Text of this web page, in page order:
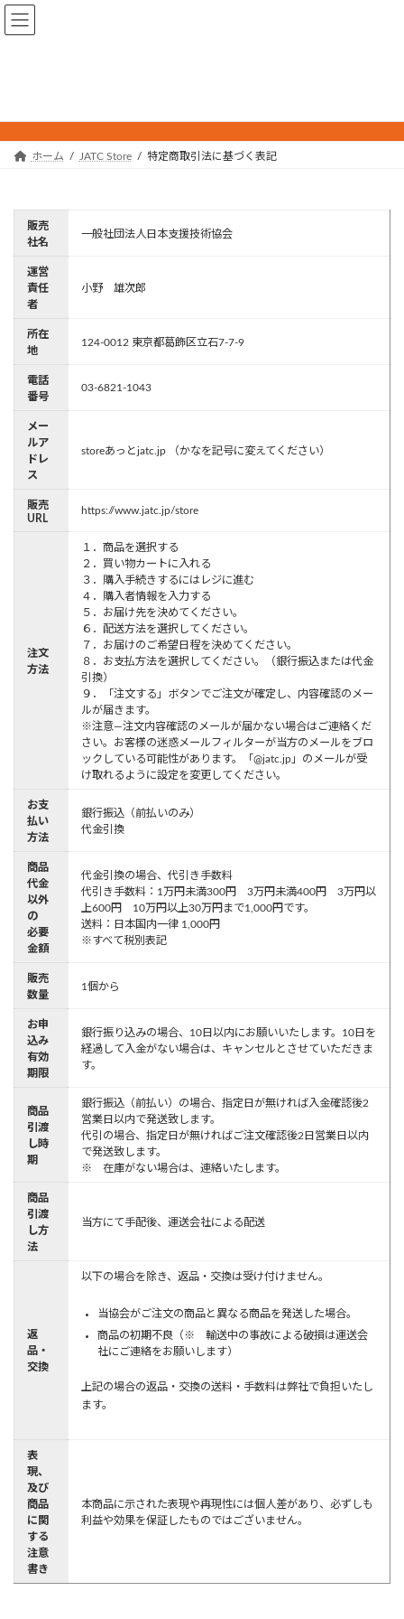
コ
ン
ス
キ
ナ
ビ
ン
に
ホーム JATC Store 特定商取引法に基づく表記
販売
社名
一般社団法人日本支援技術協会
運営
責任
者
小野 雄次郎
所在
地
124-0012 東京都葛飾区立石7-7-9
電話
番号
03-6821-1043
メー
ルア
ドレ
ス
storeあっとjatc.jp （かなを記号に変えてください）
販売
URL
https://www.jatc.jp/store
注文
方法
１．商品を選択する
２．買い物カートに入れる
３．購入手続きするにはレジに進む
４．購入者情報を入力する
５．お届け先を決めてください。
６．配送方法を選択してください。
７．お届けのご希望日程を決めてください。
８．お支払方法を選択してください。（銀行振込または代金
引換）
９．「注文する」ボタンでご注文が確定し、内容確認のメー
ルが届きます。
※注意—注文内容確認のメールが届かない場合はご連絡くだ
さい。お客様の迷惑メールフィルターが当方のメールをブロ
ックしている可能性があります。「@jatc.jp」のメールが受
け取れるように設定を変更してください。
お支
払い
方法
銀行振込（前払いのみ）
代金引換
商品
代金
以外
の
必要
金額
代金引換の場合、代引き手数料
代引き手数料：1万円未満300円 3万円未満400円 3万円以
上600円 10万円以上30万円まで1,000円です。
送料：日本国内一律 1,000円
※すべて税別表記
販売
数量
1個から
お申
込み
有効
期限
銀行振り込みの場合、10日以内にお願いいたします。10日を
経過して入金がない場合は、キャンセルとさせていただきま
す。
商品
引渡
し時
期
銀行振込（前払い）の場合、指定日が無ければ入金確認後2
営業日以内で発送致します。
代引の場合、指定日が無ければご注文確認後2日営業日以内
で発送致します。
※ 在庫がない場合は、連絡いたします。
商品
引渡
し方
法
当方にて手配後、運送会社による配送
返
品・
交換
以下の場合を除き、返品・交換は受け付けません。
当協会がご注文の商品と異なる商品を発送した場合。
商品の初期不良（※ 輸送中の事故による破損は運送会
社にご連絡をお願いします）
上記の場合の返品・交換の送料・手数料は弊社で負担いたし
ます。
表
現、
及び
商品
に関
する
注意
書き
本商品に示された表現や再現性には個人差があり、必ずしも
利益や効果を保証したものではございません。